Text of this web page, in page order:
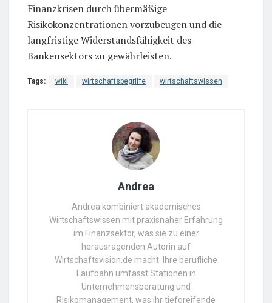
Finanzkrisen durch übermäßige
Risikokonzentrationen vorzubeugen und die
langfristige Widerstandsfähigkeit des
Bankensektors zu gewährleisten.
Tags: wiki wirtschaftsbegriffe wirtschaftswissen
Andrea
Andrea kombiniert akademisches
Wirtschaftswissen mit praxisnaher Erfahrung
im Finanzsektor, was sie zu einer
herausragenden Autorin auf
Wirtschaftsvision.de macht. Ihre berufliche
Laufbahn umfasst Stationen in
Unternehmensberatung und
Risikomanagement, was ihr tiefgreifende